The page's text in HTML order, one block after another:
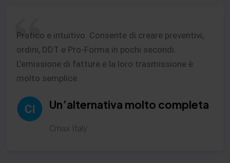
Pratico e intuitivo. Consente di creare preventivi,
ordini, DDT e Pro-Forma in pochi secondi.
L’emissione di fatture e la loro trasmissione è
molto semplice.
Un’alternativa molto completa
Cmax Italy